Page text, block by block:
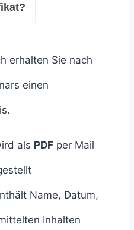
erhalten Sie nach
einen
als PDF per Mail
Name, Datum,
Inhalten